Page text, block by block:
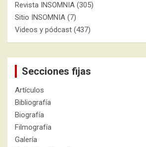
Revista INSOMNIA (305)
Sitio INSOMNIA (7)
Videos y pódcast (437)
Secciones fijas
Artículos
Bibliografía
Biografía
Filmografía
Galería